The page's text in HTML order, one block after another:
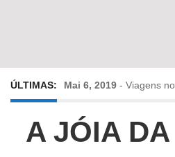
ÚLTIMAS: Mai 6, 2019 - Viagens
Abr 24, 2019 -Diz-me a
A JÓIA